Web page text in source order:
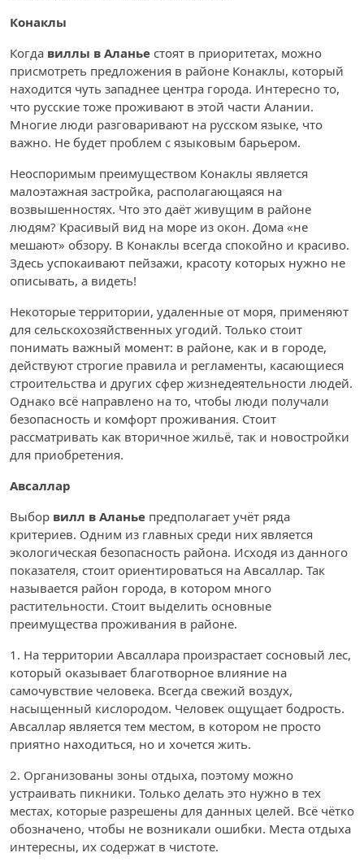
Конаклы
Когда виллы в Аланье стоят в приоритетах, можно
присмотреть предложения в районе Конаклы, который
находится чуть западнее центра города. Интересно то,
что русские тоже проживают в этой части Алании.
Многие люди разговаривают на русском языке, что
важно. Не будет проблем с языковым барьером.
Неоспоримым преимуществом Конаклы является
малоэтажная застройка, располагающаяся на
возвышенностях. Что это даёт живущим в районе
людям? Красивый вид на море из окон. Дома «не
мешают» обзору. В Конаклы всегда спокойно и красиво.
Здесь успокаивают пейзажи, красоту которых нужно не
описывать, а видеть!
Некоторые территории, удаленные от моря, применяют
для сельскохозяйственных угодий. Только стоит
понимать важный момент: в районе, как и в городе,
действуют строгие правила и регламенты, касающиеся
строительства и других сфер жизнедеятельности людей.
Однако всё направлено на то, чтобы люди получали
безопасность и комфорт проживания. Стоит
рассматривать как вторичное жильё, так и новостройки
для приобретения.
Авсаллар
Выбор вилл в Аланье предполагает учёт ряда
критериев. Одним из главных среди них является
экологическая безопасность района. Исходя из данного
показателя, стоит ориентироваться на Авсаллар. Так
называется район города, в котором много
растительности. Стоит выделить основные
преимущества проживания в районе.
1. На территории Авсаллара произрастает сосновый лес,
который оказывает благотворное влияние на
самочувствие человека. Всегда свежий воздух,
насыщенный кислородом. Человек ощущает бодрость.
Авсаллар является тем местом, в котором не просто
приятно находиться, но и хочется жить.
2. Организованы зоны отдыха, поэтому можно
устраивать пикники. Только делать это нужно в тех
местах, которые разрешены для данных целей. Всё чётко
обозначено, чтобы не возникали ошибки. Места отдыха
интересны, их содержат в чистоте.